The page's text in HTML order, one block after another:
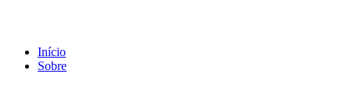
Início
Sobre